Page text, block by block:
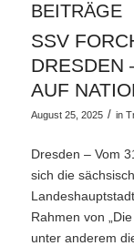
BEITRÄGE
SSV
DRESDEN
AUF
August 25, 2025 / in
Dresden – Vom
sich die
Rahmen von
unter anderem